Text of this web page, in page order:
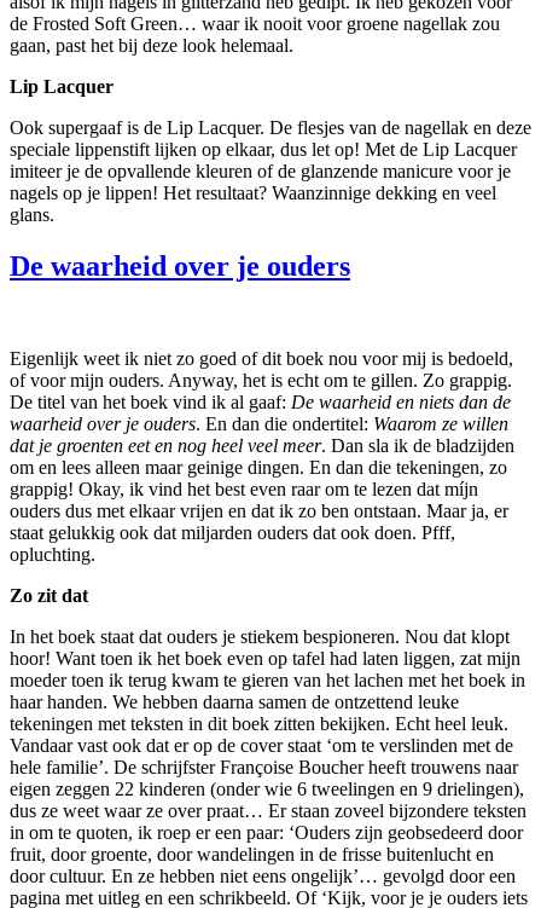
de Frosted Soft Green… waar ik nooit voor groene nagellak zou
gaan, past het bij deze look helemaal.
Lip Lacquer
Ook supergaaf is de Lip Lacquer. De flesjes van de nagellak en deze
speciale lippenstift lijken op elkaar, dus let op! Met de Lip Lacquer
imiteer je de opvallende kleuren of de glanzende manicure voor je
nagels op je lippen! Het resultaat? Waanzinnige dekking en veel
glans.
De waarheid over je ouders
Eigenlijk weet ik niet zo goed of dit boek nou voor mij is bedoeld,
of voor mijn ouders. Anyway, het is echt om te gillen. Zo grappig.
De titel van het boek vind ik al gaaf: De waarheid en niets dan de
waarheid over je ouders. En dan die ondertitel: Waarom ze willen
dat je groenten eet en nog heel veel meer. Dan sla ik de bladzijden
om en lees alleen maar geinige dingen. En dan die tekeningen, zo
grappig! Okay, ik vind het best even raar om te lezen dat míjn
ouders dus met elkaar vrijen en dat ik zo ben ontstaan. Maar ja, er
staat gelukkig ook dat miljarden ouders dat ook doen. Pfff,
opluchting.
Zo zit dat
In het boek staat dat ouders je stiekem bespioneren. Nou dat klopt
hoor! Want toen ik het boek even op tafel had laten liggen, zat mijn
moeder toen ik terug kwam te gieren van het lachen met het boek in
haar handen. We hebben daarna samen de ontzettend leuke
tekeningen met teksten in dit boek zitten bekijken. Echt heel leuk.
Vandaar vast ook dat er op de cover staat ‘om te verslinden met de
hele familie’. De schrijfster Françoise Boucher heeft trouwens naar
eigen zeggen 22 kinderen (onder wie 6 tweelingen en 9 drielingen),
dus ze weet waar ze over praat… Er staan zoveel bijzondere teksten
in om te quoten, ik roep er een paar: ‘Ouders zijn geobsedeerd door
fruit, door groente, door wandelingen in de frisse buitenlucht en
door cultuur. En ze hebben niet eens ongelijk’… gevolgd door een
pagina met uitleg en een schrikbeeld. Of ‘Kijk, voor je je ouders iets